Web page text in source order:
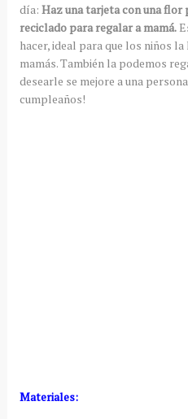
día: Haz una tarjeta con una flor
reciclado para regalar a mamá.
hacer, ideal para que los niños la
mamás. También la podemos
desearle se mejore a una
cumpleaños!
Materiales: